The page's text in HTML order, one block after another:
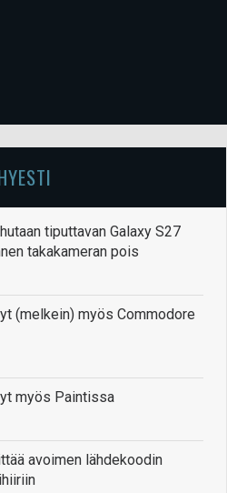
tiputtavan Galaxy S27
takakameran pois
(melkein) myös Commodore
myös Paintissa
avoimen lähdekoodin